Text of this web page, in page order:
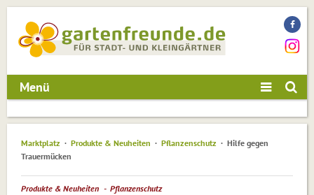
Menü
Marktplatz Produkte & Neuheiten Pflanzenschutz
Hilfe gegen
Trauermücken
Produkte & Neuheiten Pflanzenschutz